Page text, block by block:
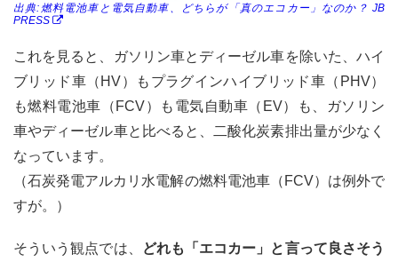
出典:燃料電池車と電気自動車、どちらが「真のエコカー」なのか？ JB
PRESS
これを見ると、ガソリン車とディーゼル車を除いた、ハイ
ブリッド車（HV）もプラグインハイブリッド車（PHV）
も燃料電池車（FCV）も電気自動車（EV）も、ガソリン
車やディーゼル車と比べると、二酸化炭素排出量が少なく
なっています。
（石炭発電アルカリ水電解の燃料電池車（FCV）は例外で
すが。）
そういう観点では、
どれも「エコカー」と言って良さそう